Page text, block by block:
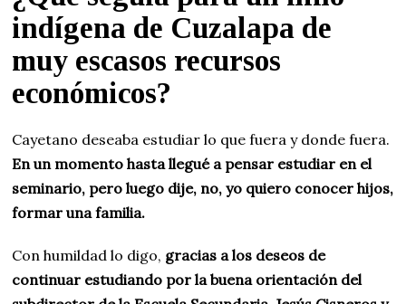
indígena de Cuzalapa de
muy escasos recursos
económicos?
Cayetano deseaba estudiar lo que fuera y donde fuera.
En un momento hasta llegué a pensar estudiar en el
seminario, pero luego dije, no, yo quiero conocer hijos,
formar una familia.
Con humildad lo digo, gracias a los deseos de
continuar estudiando por la buena orientación del